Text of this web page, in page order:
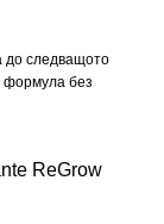
до следващото
формула без
ReGrow